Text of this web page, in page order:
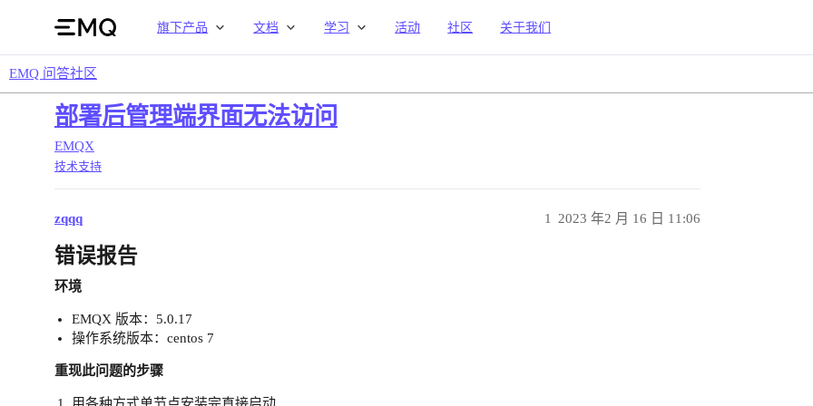
旗下产品 文档 学习 活动 社区 关于我们
EMQ 问答社区
部署后管理端界面无法访问
EMQX
技术支持
zqqq 2023 年2 月 16 日 11:06
1
错误报告
环境
EMQX 版本：5.0.17
操作系统版本：centos 7
重现此问题的步骤
用各种方式单节点安装完直接启动